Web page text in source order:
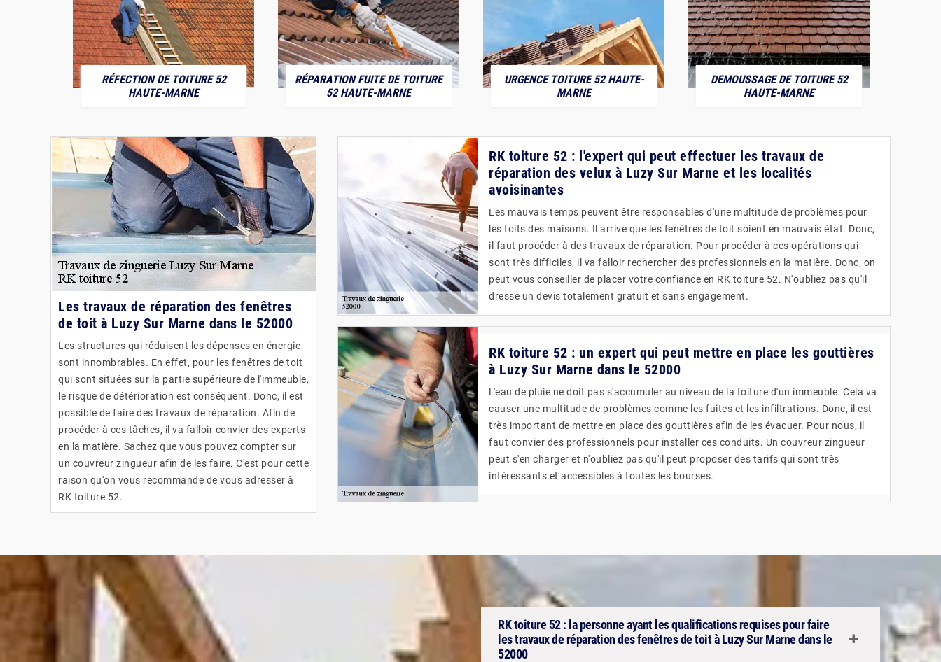
RÉFECTION DE TOITURE 52
HAUTE-MARNE
RÉPARATION FUITE DE TOITURE
52 HAUTE-MARNE
URGENCE TOITURE 52 HAUTE-
MARNE
DEMOUSSAGE DE TOITURE 52
HAUTE-MARNE
Les travaux de réparation des fenêtres
de toit à Luzy Sur Marne dans le 52000
Les structures qui réduisent les dépenses en énergie
sont innombrables. En effet, pour les fenêtres de toit
qui sont situées sur la partie supérieure de l'immeuble,
le risque de détérioration est conséquent. Donc, il est
possible de faire des travaux de réparation. Afin de
procéder à ces tâches, il va falloir convier des experts
en la matière. Sachez que vous pouvez compter sur
un couvreur zingueur afin de les faire. C'est pour cette
raison qu'on vous recommande de vous adresser à
RK toiture 52.
RK toiture 52 : l'expert qui peut effectuer les travaux de
réparation des velux à Luzy Sur Marne et les localités
avoisinantes
Les mauvais temps peuvent être responsables d'une multitude de problèmes pour
les toits des maisons. Il arrive que les fenêtres de toit soient en mauvais état. Donc,
il faut procéder à des travaux de réparation. Pour procéder à ces opérations qui
sont très difficiles, il va falloir rechercher des professionnels en la matière. Donc, on
peut vous conseiller de placer votre confiance en RK toiture 52. N'oubliez pas qu'il
dresse un devis totalement gratuit et sans engagement.
RK toiture 52 : un expert qui peut mettre en place les gouttières
à Luzy Sur Marne dans le 52000
L'eau de pluie ne doit pas s'accumuler au niveau de la toiture d'un immeuble. Cela va
causer une multitude de problèmes comme les fuites et les infiltrations. Donc, il est
très important de mettre en place des gouttières afin de les évacuer. Pour nous, il
faut convier des professionnels pour installer ces conduits. Un couvreur zingueur
peut s'en charger et n'oubliez pas qu'il peut proposer des tarifs qui sont très
intéressants et accessibles à toutes les bourses.
RK toiture 52 : la personne ayant les qualifications requises pour faire
les travaux de réparation des fenêtres de toit à Luzy Sur Marne dans le
52000